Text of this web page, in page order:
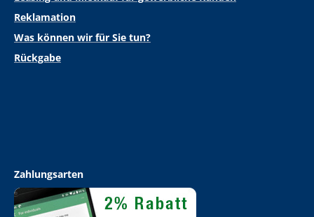
Reklamation
Was können wir für Sie tun?
Rückgabe
Zahlungsarten